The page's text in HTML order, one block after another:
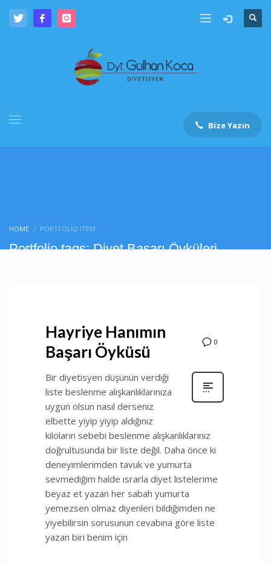
Bize Yazın
HOME PORTFOLIO ITEM
Portfolio tags: Diyet Başarı Öyküleri
0
Hayriye Hanımın
Başarı Öyküsü
Bir diyetisyen düşünün verdiği
liste beslenme alışkanlıklarınıza
uygun olsun nasıl derseniz
elbette yiyip yiyip aldığınız
kiloların sebebi beslenme alışkanlıklarınız
doğrultusunda bir liste değil. Daha önce ki
deneyimlerimden tavuk ve yumurta
sevmediğim halde ısrarla diyet listelerime
beyaz et yazan her sabah yumurta
yemezsen olmaz diyenleri bildiğimden ne
yiyebilirsin sorusunun cevabına göre liste
yazan biri benim için